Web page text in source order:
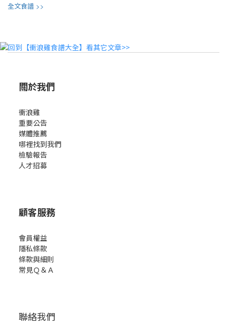
全文食譜 >>
關於我們
衝浪雞
重要公告
媒體推薦
哪裡找到我們
檢驗報告
人才招募
顧客服務
會員權益
隱私條款
條款與細則
常見Ｑ＆Ａ
聯絡我們